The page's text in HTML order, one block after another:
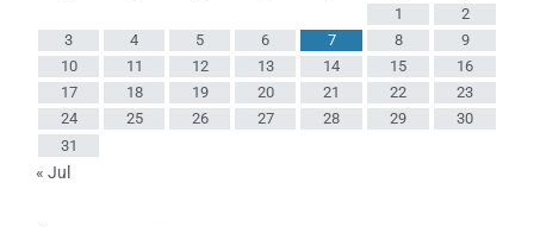
1
2
3
4 5 6 7 8
9
10
11 12 13 14 15
16
17
18 19 20 21 22
23
24
25 26 27 28 29
30
31
« Jul